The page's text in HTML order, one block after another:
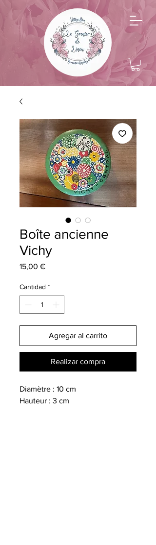
Boîte ancienne
Vichy
15,00 €Precio
Cantidad *
Agregar al carrito
Realizar compra
Diamètre : 10 cm
Hauteur : 3 cm